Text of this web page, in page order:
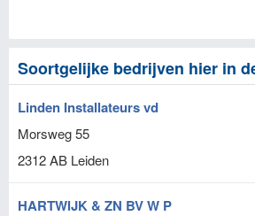
Soortgelijke bedrijven hier in
Linden Installateurs vd
Morsweg 55
2312 AB Leiden
HARTWIJK & ZN BV W P